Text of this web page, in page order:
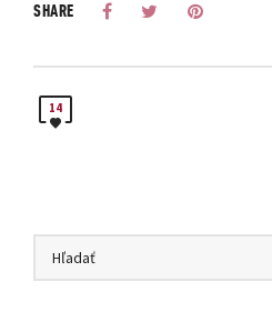
SHARE
14